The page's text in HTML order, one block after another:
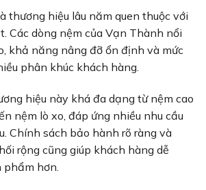
thương hiệu lâu năm quen thuộc với
Các dòng nệm của Vạn Thành nổi
khả năng nâng đỡ ổn định và mức
phân khúc khách hàng.
hiệu này khá đa dạng từ nệm cao
nệm lò xo, đáp ứng nhiều nhu cầu
Chính sách bảo hành rõ ràng và
rộng cũng giúp khách hàng dễ
hơn.